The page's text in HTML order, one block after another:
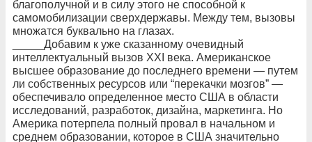
благополучной и в силу этого не способной к
самомобилизации сверхдержавы. Между тем, вызовы
множатся буквально на глазах.
_____Добавим к уже сказанному очевидный
интеллектуальный вызов XXI века. Американское
высшее образование до последнего времени — путем
ли собственных ресурсов или “перекачки мозгов” —
обеспечивало определенное место США в области
исследований, разработок, дизайна, маркетинга. Но
Америка потерпела полный провал в начальном и
среднем образовании, которое в США значительно